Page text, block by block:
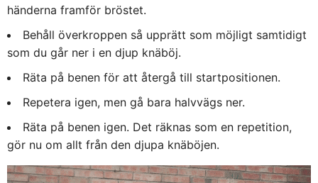
händerna framför bröstet.
Behåll överkroppen så upprätt som möjligt samtidigt
som du går ner i en djup knäböj.
Räta på benen för att återgå till startpositionen.
Repetera igen, men gå bara halvvägs ner.
Räta på benen igen. Det räknas som en repetition,
gör nu om allt från den djupa knäböjen.